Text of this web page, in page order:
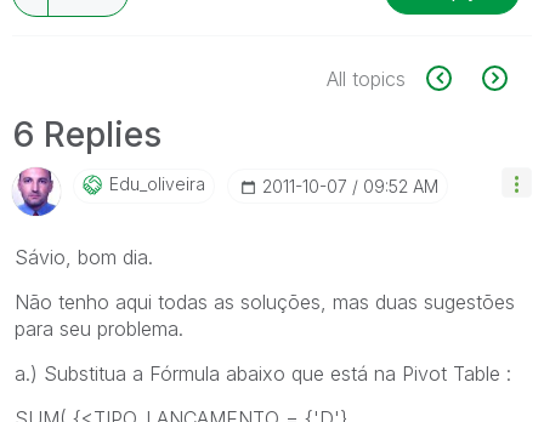
All topics
6 Replies
Edu_oliveira ‎2011-10-07 09:52 AM
Sávio, bom dia.
Não tenho aqui todas as soluções, mas duas sugestões
para seu problema.
a.) Substitua a Fórmula abaixo que está na Pivot Table :